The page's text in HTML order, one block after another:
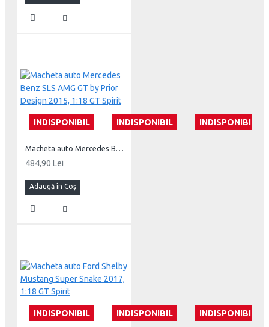
INDISPONIBIL INDISPONIBIL INDISPONIBIL
484,90 Lei
Adaugă în Coş
INDISPONIBIL INDISPONIBIL INDISPONIBIL